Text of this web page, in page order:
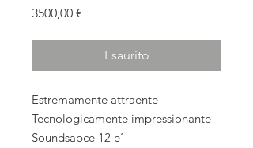
3500,00 €
Esaurito
Estremamente attraente
Tecnologicamente impressionante
Soundsapce 12 e’